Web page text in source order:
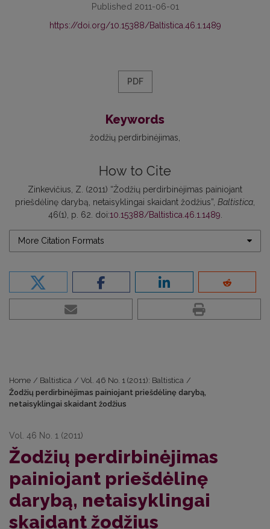
Published 2011-06-01
https://doi.org/10.15388/Baltistica.46.1.1489
PDF
Keywords
žodžių perdirbinėjimas
How to Cite
Zinkevičius, Z. (2011) “Žodžių perdirbinėjimas painiojant
priešdėlinę darybą, netaisyklingai skaidant žodžius”, Baltistica
46(1), p. 62. doi:10.15388/Baltistica.46.1.1489
More Citation Formats
Home / Baltistica / Vol. 46 No. 1 (2011): Baltistica /
Žodžių perdirbinėjimas painiojant priešdėlinę darybą,
netaisyklingai skaidant žodžius
Vol. 46 No. 1 (2011)
Žodžių perdirbinėjimas
painiojant priešdėlinę
darybą, netaisyklingai
skaidant žodžius